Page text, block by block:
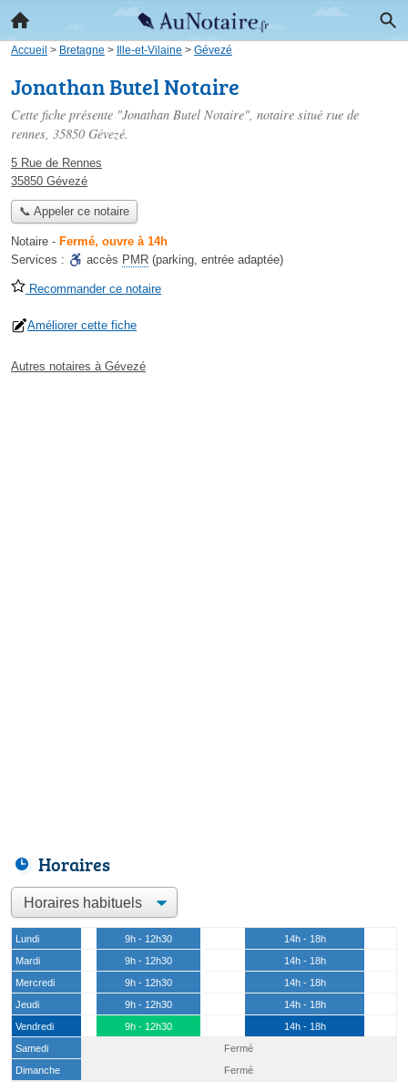
Accueil > Bretagne > Ille-et-Vilaine > Gévezé
Jonathan Butel Notaire
Cette fiche présente "Jonathan Butel Notaire", notaire situé rue de
rennes, 35850 Gévezé.
5 Rue de Rennes
35850 Gévezé
📞 Appeler ce notaire
Notaire - Fermé, ouvre à 14h
Services :
accès PMR (parking, entrée adaptée)
Recommander ce notaire
Améliorer cette fiche
Autres notaires à Gévezé
Horaires
Lundi 9h - 12h30
14h - 18h
Mardi
9h - 12h30
14h - 18h
Mercredi
9h - 12h30
14h - 18h
Jeudi
9h - 12h30
14h - 18h
Vendredi
9h - 12h30
14h - 18h
Samedi
Fermé
Dimanche
Fermé